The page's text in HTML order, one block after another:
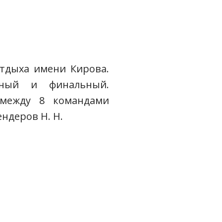
имени Кирова.
и финальный.
8 командами
Н. Н.